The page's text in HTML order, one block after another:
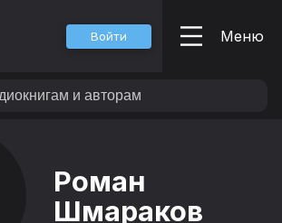
Войти Меню
Роман
Шмараков